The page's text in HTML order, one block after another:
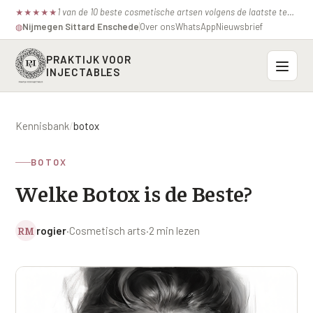
★ ★ ★ ★ ★ 1 van de 10 beste cosmetische artsen volgens de laatste test van de consumentenbond.
◍Nijmegen·Sittard·EnschedeOver onsWhatsAppNieuwsbrief
PRAKTIJK VOOR
INJECTABLES
Voorhoofdsrimpels
Fronsrimpel
Wenkbrauwen
Hangende oogleden
Botox / anti-rimpel
Bocouture
Azzalure
Profielen
Hangende Huid Profiel
Extreme Huidverslapping Profiel
Structuur Verlies Profiel
Prijzen
Contact
Kennisbank/botox
BOTOX
Welke Botox is de Beste?
RM rogier·Cosmetisch arts·2 min lezen